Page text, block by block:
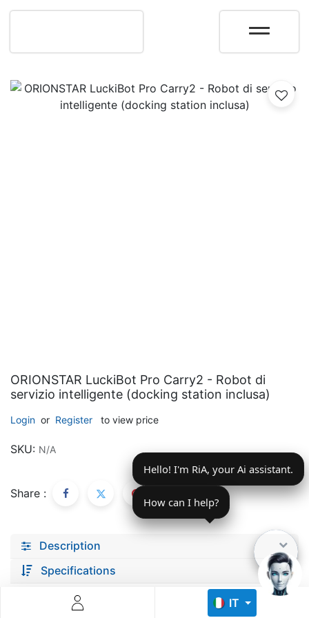
IT
ORIONSTAR LuckiBot Pro Carry2 - Robot di
servizio intelligente (docking station inclusa)
Login or Register to view price
SKU: N/A
Share :
Description
Specifications
Platformă integrată pentru managementul flotei de roboți
Monitorizare în timp real și analiză date
Conectează roboți, software și servicii într-o singură
soluție
Scalabil de la 1 robot la zeci de unități
Află mai mult
Hello! I'm RiA, your Ai assistant.
How can I help?